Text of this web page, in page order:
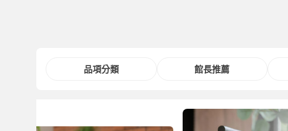
品項分類 館長推薦